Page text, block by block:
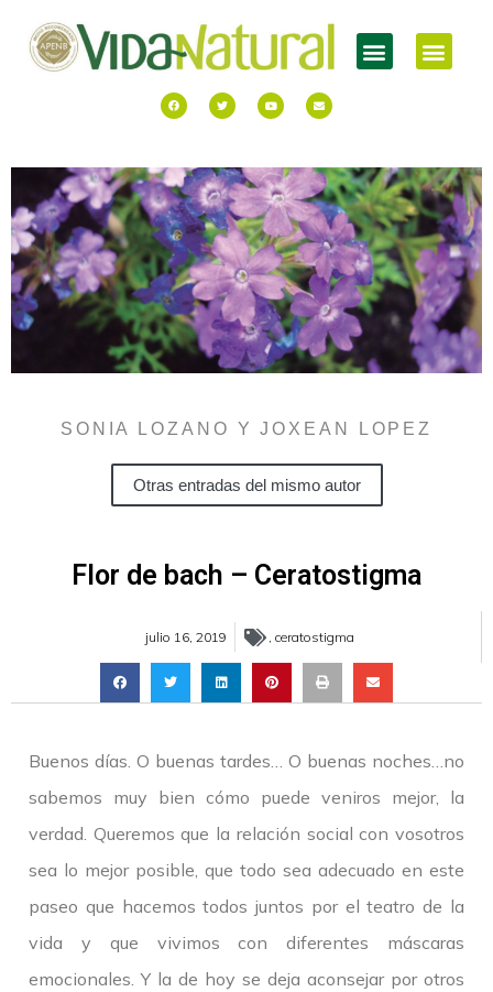
SONIA LOZANO Y JOXEAN LOPEZ
Otras entradas del mismo autor
Flor de bach – Ceratostigma
julio 16, 2019 , ceratostigma
Buenos días. O buenas tardes… O buenas noches…no
sabemos muy bien cómo puede veniros mejor, la
verdad. Queremos que la relación social con vosotros
sea lo mejor posible, que todo sea adecuado en este
paseo que hacemos todos juntos por el teatro de la
vida y que vivimos con diferentes máscaras
emocionales. Y la de hoy se deja aconsejar por otros